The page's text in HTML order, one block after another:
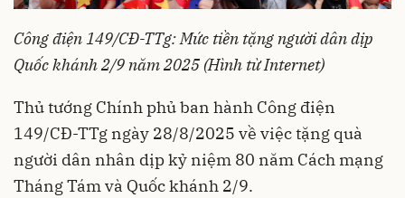
Công điện 149/CĐ-TTg: Mức tiền tặng người dân dịp
Quốc khánh 2/9 năm 2025 (Hình từ Internet)
Thủ tướng Chính phủ ban hành Công điện
149/CĐ-TTg ngày 28/8/2025 về việc tặng quà
người dân nhân dịp kỷ niệm 80 năm Cách mạng
Tháng Tám và Quốc khánh 2/9.